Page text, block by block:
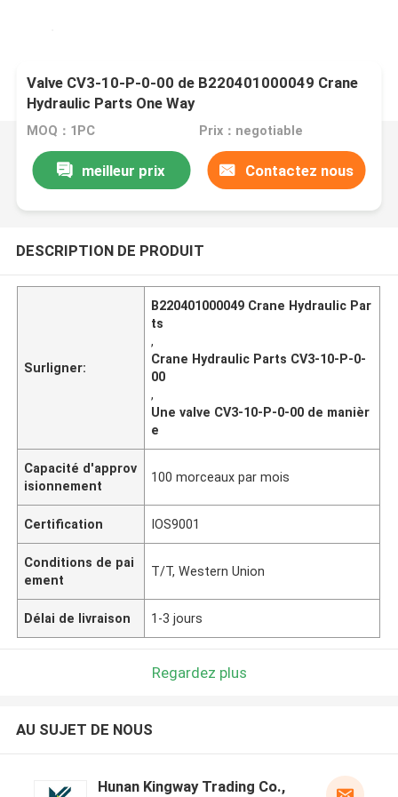
Valve CV3-10-P-0-00 de B220401000049 Crane
Hydraulic Parts One Way
MOQ：1PC Prix：negotiable
meilleur prix Contactez nous
DESCRIPTION DE PRODUIT
Surligner:
B220401000049 Crane Hydraulic Par
ts
,
Crane Hydraulic Parts CV3-10-P-0-
00
,
Une valve CV3-10-P-0-00 de manièr
e
Capacité d'approv
isionnement
100 morceaux par mois
Certification IOS9001
Conditions de pai
ement
T/T, Western Union
Délai de livraison 1-3 jours
Regardez plus
AU SUJET DE NOUS
Hunan Kingway Trading Co.,